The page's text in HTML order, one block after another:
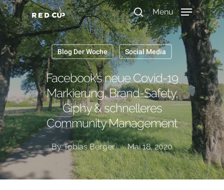
Durchsuche unser Wissen
Menu
Blog Der Woche Social Media
Facebook’s neue Covid-19
Markierung, Brand-Safety,
Giphy & schnelleres
Community Management
ByTobias Berger Mai 18, 2020